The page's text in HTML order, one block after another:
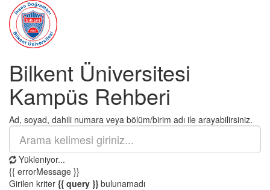
Bilkent Üniversitesi
Kampüs Rehberi
Ad, soyad, dahili numara veya bölüm/birim adı ile arayabilirsiniz.
Yükleniyor...
{{ errorMessage }}
Girilen kriter {{ query }} bulunamadı